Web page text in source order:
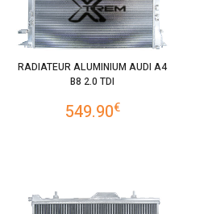
RADIATEUR ALUMINIUM AUDI A4
B8 2.0 TDI
549.90€